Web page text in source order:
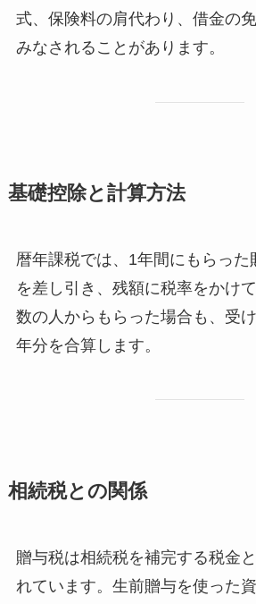
式、保険料の肩代わり、借金の
みなされることがあります。
基礎控除と計算方法
暦年課税では、1年間にもらった
を差し引き、残額に税率をかけ
数の人からもらった場合も、受
年分を合算します。
相続税との関係
贈与税は相続税を補完する税金
れています。生前贈与を使った